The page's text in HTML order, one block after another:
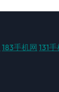
183手机网 131